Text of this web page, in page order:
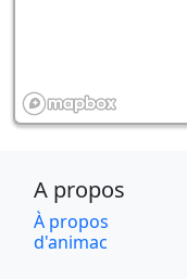
A propos
À propos
d'animac